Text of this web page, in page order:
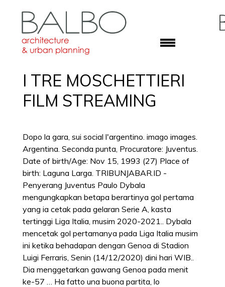
I TRE MOSCHETTIERI
FILM STREAMING
Dopo la gara, sui social l'argentino. imago images.
Argentina. Seconda punta, Procuratore: Juventus.
Date of birth/Age: Nov 15, 1993 (27) Place of
birth: Laguna Larga. TRIBUNJABAR.ID -
Penyerang Juventus Paulo Dybala
mengungkapkan betapa berartinya gol pertama
yang ia cetak pada gelaran Serie A, kasta
tertinggi Liga Italia, musim 2020-2021.. Dybala
mencetak gol pertamanya pada Liga Italia musim
ini ketika behadapan dengan Genoa di Stadion
Luigi Ferraris, Senin (14/12/2020) dini hari WIB..
Dia menggetarkan gawang Genoa pada menit
ke-57 … Ha fatto una buona partita, lo